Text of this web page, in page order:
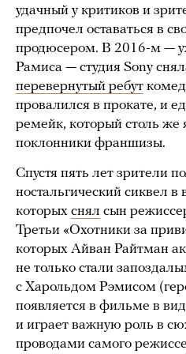
удачный у критиков и
предпочел оставаться в
продюсером. В 2016-м —
Рамиса — студия Sony
перевернутый ребут
провалился в прокате, и
ремейк, который столь же
поклонники франшизы.
Спустя пять лет зрители
ностальгический сиквел
которых снял сын
Третьи «Охотники за
которых Айван Райтман
не только стали
с Харольдом Рэмисом
появляется в фильме в
и играет важную роль в
проводами самого